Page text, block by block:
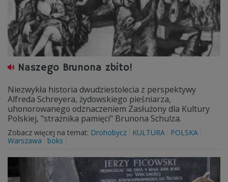
Naszego Brunona zbito!
Niezwykła historia dwudziestolecia z perspektywy
Alfreda Schreyera, żydowskiego pieśniarza,
uhonorowanego odznaczeniem Zasłużony dla Kultury
Polskiej, "strażnika pamięci" Brunona Schulza.
Zobacz więcej na temat: Drohobycz KULTURA
POLSKA
Warszawa
boks